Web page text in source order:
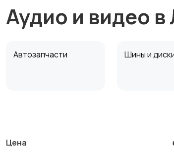
Аудио и видео в
Автозапчасти Шины и
Цена